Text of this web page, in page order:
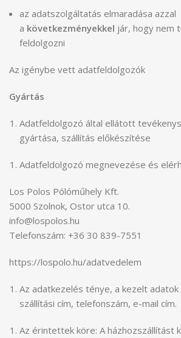
az adatszolgáltatás elmaradása azzal
a következményekkel jár, hogy nem
feldolgozni
Az igénybe vett adatfeldolgozók
Gyártás
Adatfeldolgozó által ellátott
gyártása, szállítás előkészítése
Adatfeldolgozó megnevezése és
Los Polos Pólóműhely Kft.
5000 Szolnok, Ostor utca 10.
info@lospolos.hu
Telefonszám: +36 30 839-7551
https://lospolo.hu/adatvedelem
Az adatkezelés ténye, a kezelt adatok
szállítási cím, telefonszám, e-mail cím.
Az érintettek köre: A házhozszállítást